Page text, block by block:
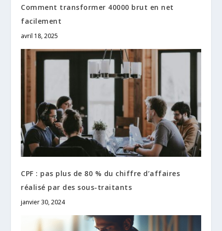
Comment transformer 40000 brut en net
facilement
avril 18, 2025
CPF : pas plus de 80 % du chiffre d’affaires
réalisé par des sous-traitants
janvier 30, 2024